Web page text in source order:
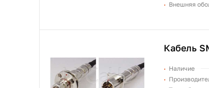
Внешняя
Кабель
Наличие